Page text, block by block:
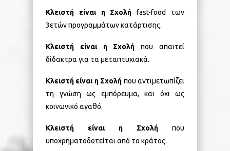
Κλειστή είναι η Σχολήfast-food των
3ετών προγραμμάτων κατάρτισης.
Κλειστή είναι η Σχολή που απαιτεί
δίδακτρα για τα μεταπτυχιακά.
Κλειστή είναι η Σχολή που αντιμετωπίζει
τη γνώση ως εμπόρευμα, και όχι ως
κοινωνικό αγαθό.
Κλειστή είναι η Σχολή που
υποχρηματοδοτείται από το κράτος.